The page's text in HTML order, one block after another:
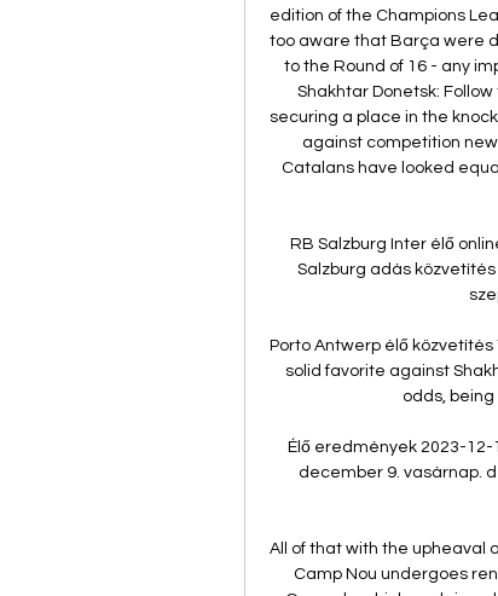
edition of the Champions
too aware that Barça were
to the Round of 16 - any
Shakhtar Donetsk:
securing a place in the
against competition
Catalans have looked
RB Salzburg Inter élő
Salzburg adás közvetítés
Porto Antwerp élő közvetítés
solid favorite against
odds, being
Élő eredmények 2023-12-
december 9. vasárnap.
All of that with the upheaval
Camp Nou undergoes